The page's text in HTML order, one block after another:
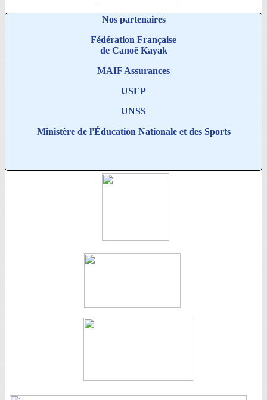
Nos partenaires
Fédération Française
de Canoë Kayak
MAIF Assurances
USEP
UNSS
Ministère de l'Éducation Nationale et des Sports